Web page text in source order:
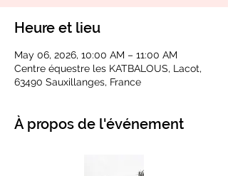
Heure et lieu
May 06, 2026, 10:00 AM – 11:00 AM
Centre équestre les KATBALOUS, Lacot,
63490 Sauxillanges, France
À propos de l'événement